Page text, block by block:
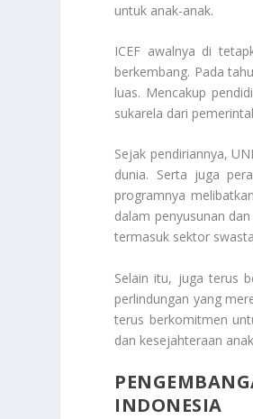
untuk anak-anak.
ICEF awalnya di
berkembang. Pada
luas. Mencakup
sukarela dari
Sejak pendiriannya,
dunia. Serta juga
programnya
dalam penyusunan
termasuk sektor
Selain itu, juga terus
perlindungan yang
terus berkomitmen
dan kesejahteraan
INDONESIA